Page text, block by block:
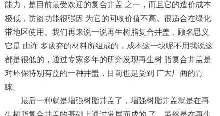
能力，是目前最受欢迎的复合井盖 之一，而且它的造价成本
极低，防盗功能很强因 为它的回收价值不高。很适合在绿化
带地区使用。我们再来说一说再生树脂复合井盖，顾名思义
它是 由许 多废弃的材料所组成的，成本这一块呢不用我说这
都是很低的，通过专家多年的研究发现再生树 脂复合井盖是
对环保特别有益的一种井盖，目前也是受到 广大厂商的青
睐。
最后一种就是增强树脂井盖了，增强树脂井盖就是在再
生树脂复合井盖的基础上通过发展而成的 了。虽然是在再生